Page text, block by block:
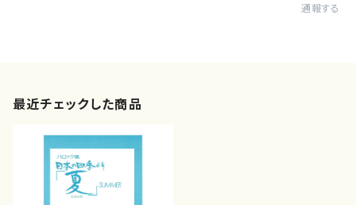
通報する
最近チェックした商品